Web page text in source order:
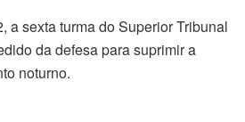
a sexta turma do Superior Tribunal
da defesa para suprimir a
noturno.